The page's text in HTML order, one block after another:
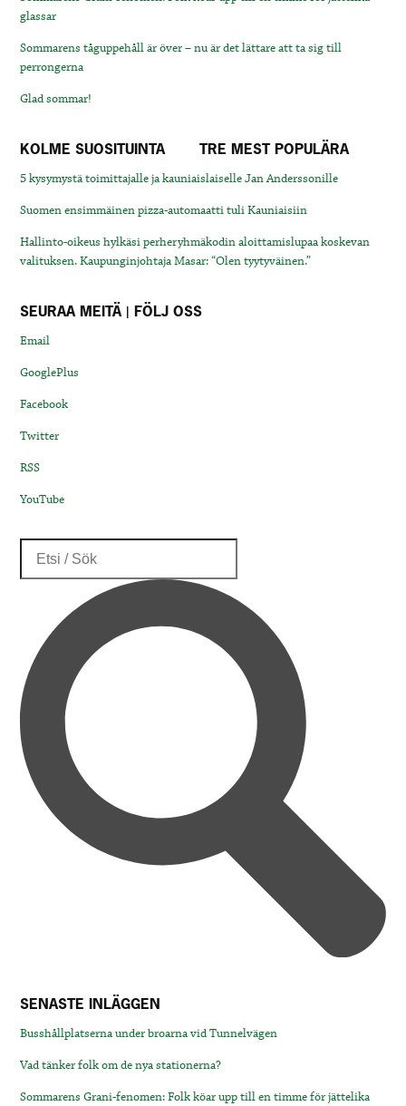
glassar
Sommarens tåguppehåll är över – nu är det lättare att ta sig till
perrongerna
Glad sommar!
KOLME SUOSITUINTA TRE MEST POPULÄRA
5 kysymystä toimittajalle ja kauniaislaiselle Jan Anderssonille
Suomen ensimmäinen pizza-automaatti tuli Kauniaisiin
Hallinto-oikeus hylkäsi perheryhmäkodin aloittamislupaa koskevan
valituksen. Kaupunginjohtaja Masar: “Olen tyytyväinen.”
SEURAA MEITÄ | FÖLJ OSS
Email
GooglePlus
Facebook
Twitter
RSS
YouTube
SENASTE INLÄGGEN
Busshållplatserna under broarna vid Tunnelvägen
Vad tänker folk om de nya stationerna?
Sommarens Grani-fenomen: Folk köar upp till en timme för jättelika